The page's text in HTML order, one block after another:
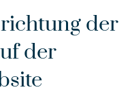
der
der